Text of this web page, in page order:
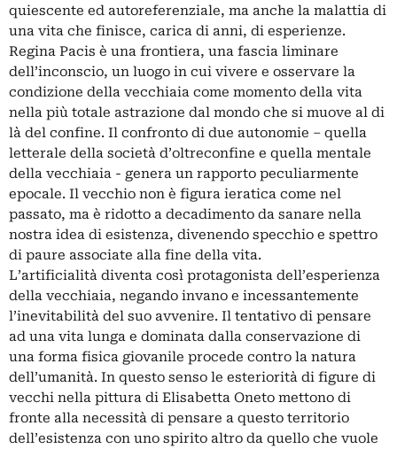
quiescente ed autoreferenziale, ma anche la malattia di
una vita che finisce, carica di anni, di esperienze.
Regina Pacis è una frontiera, una fascia liminare
dell’inconscio, un luogo in cui vivere e osservare la
condizione della vecchiaia come momento della vita
nella più totale astrazione dal mondo che si muove al di
là del confine. Il confronto di due autonomie – quella
letterale della società d’oltreconfine e quella mentale
della vecchiaia - genera un rapporto peculiarmente
epocale. Il vecchio non è figura ieratica come nel
passato, ma è ridotto a decadimento da sanare nella
nostra idea di esistenza, divenendo specchio e spettro
di paure associate alla fine della vita.
L’artificialità diventa così protagonista dell’esperienza
della vecchiaia, negando invano e incessantemente
l’inevitabilità del suo avvenire. Il tentativo di pensare
ad una vita lunga e dominata dalla conservazione di
una forma fisica giovanile procede contro la natura
dell’umanità. In questo senso le esteriorità di figure di
vecchi nella pittura di Elisabetta Oneto mettono di
fronte alla necessità di pensare a questo territorio
dell’esistenza con uno spirito altro da quello che vuole